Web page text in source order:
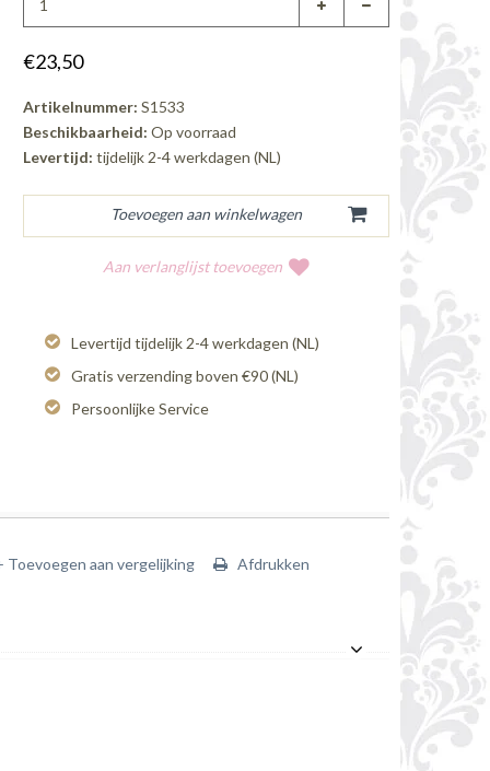
€23,50
Artikelnummer: S1533
Beschikbaarheid: Op voorraad
Levertijd: tijdelijk 2-4 werkdagen (NL)
Aan verlanglijst toevoegen
Levertijd tijdelijk 2-4 werkdagen (NL)
Gratis verzending boven €90 (NL)
Persoonlijke Service
Toevoegen aan vergelijking Afdrukken